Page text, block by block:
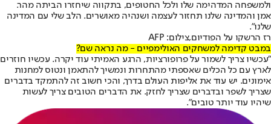
ולמשפחה המדהימה שלו ולכל החטופים, בתקווה שיחזרו הביתה מהר.
אמן והמדינה שלנו תחזור לעצמה ושנהיה מאושרים. הלב שלי עם המדינה
שלנו".
רז הרשקו על הפודיום,צילום: AFP
במבט קדימה למשחקים האולימפיים - מה נראה שם?
"עכשיו צריך לשמור על פרופורציות, הרגע האמיתי עוד יקרה. עכשיו חוזרים
לארץ עם כל הכלים שאספתי מהתחרות ונמשיך להתאמן ונטוס למחנות
אימונים. יש עוד את אליפות העולם בדרך, והכי חשוב זה להתמקד בדברים
שצריך לשפר ובדברים שצריך לחזק. את הדברים הטובים צריך לעשות
שיהיו עוד יותר טובים".